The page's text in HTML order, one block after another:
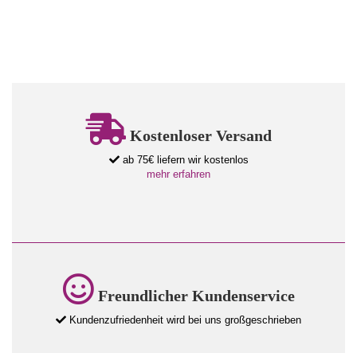
Kostenloser Versand
ab 75€ liefern wir kostenlos
mehr erfahren
Freundlicher Kundenservice
Kundenzufriedenheit wird bei uns großgeschrieben